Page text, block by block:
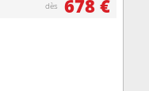
dès 678 €